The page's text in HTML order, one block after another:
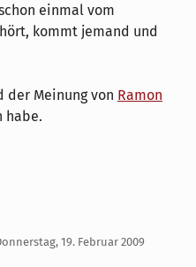
einmal vom
kommt jemand und
der Meinung von Ramon
habe.
19. Februar 2009